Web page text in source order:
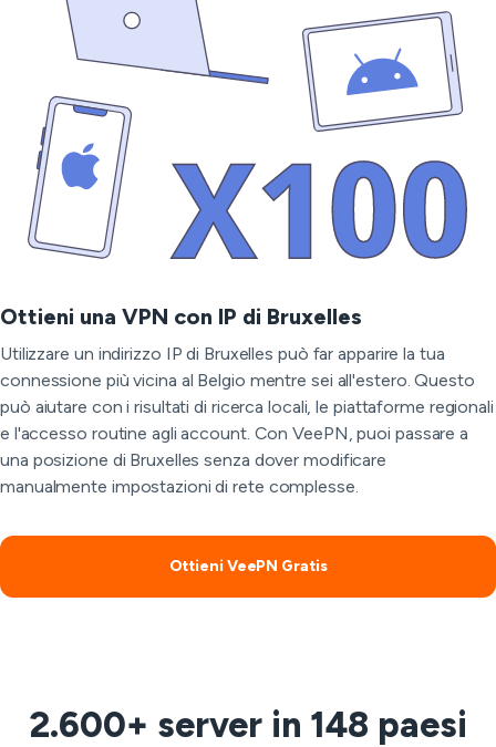
Ottieni una VPN con IP di Bruxelles
Utilizzare un indirizzo IP di Bruxelles può far apparire la tua
connessione più vicina al Belgio mentre sei all'estero. Questo
può aiutare con i risultati di ricerca locali, le piattaforme regionali
e l'accesso routine agli account. Con VeePN, puoi passare a
una posizione di Bruxelles senza dover modificare
manualmente impostazioni di rete complesse.
Ottieni VeePN Gratis
2.600+ server in 148 paesi